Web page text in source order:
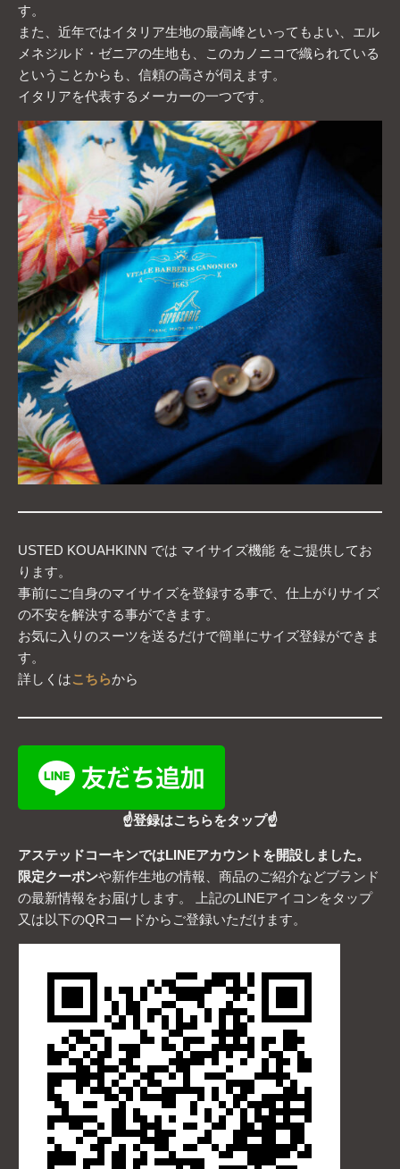
す。
また、近年ではイタリア生地の最高峰といってもよい、エル
メネジルド・ゼニアの生地も、このカノニコで織られている
ということからも、信頼の高さが伺えます。
イタリアを代表するメーカーの一つです。
USTED KOUAHKINN では マイサイズ機能 をご提供してお
ります。
事前にご自身のマイサイズを登録する事で、仕上がりサイズ
の不安を解決する事ができます。
お気に入りのスーツを送るだけで簡単にサイズ登録ができま
す。
詳しくはこちらから
☝登録はこちらをタップ☝
アステッドコーキンではLINEアカウントを開設しました。
限定クーポンや新作生地の情報、商品のご紹介などブランド
の最新情報をお届けします。 上記のLINEアイコンをタップ
又は以下のQRコードからご登録いただけます。